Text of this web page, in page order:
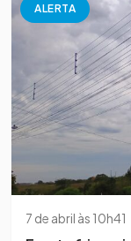
ALERTA
7 de abril às 10h41